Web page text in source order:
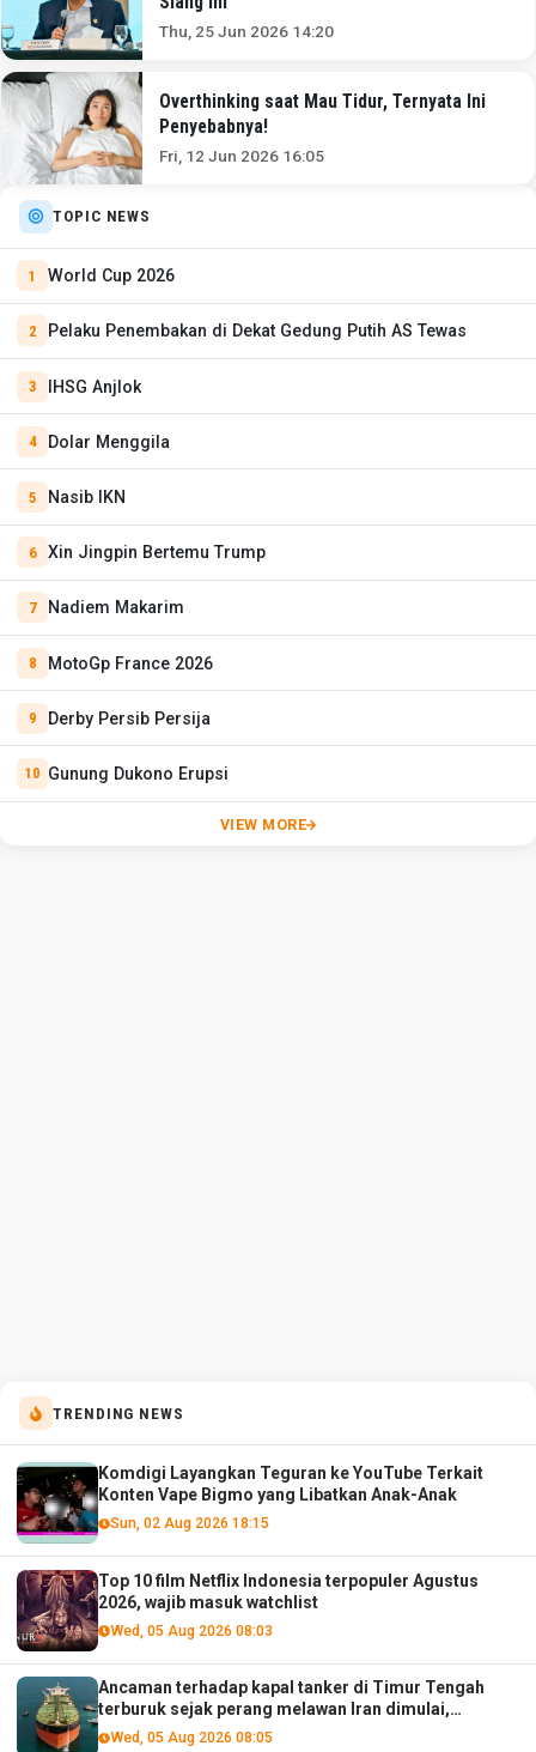
Thu, 25 Jun 2026 14:20
Overthinking saat Mau Tidur, Ternyata Ini
Penyebabnya!
Fri, 12 Jun 2026 16:05
TOPIC NEWS
World Cup 2026
Pelaku Penembakan di Dekat Gedung Putih AS Tewas
IHSG Anjlok
Dolar Menggila
Nasib IKN
Xin Jingpin Bertemu Trump
Nadiem Makarim
MotoGp France 2026
Derby Persib Persija
Gunung Dukono Erupsi
VIEW MORE
TRENDING NEWS
Komdigi Layangkan Teguran ke YouTube Terkait
Konten Vape Bigmo yang Libatkan Anak-Anak
Sun, 02 Aug 2026 18:15
Top 10 film Netflix Indonesia terpopuler Agustus
2026, wajib masuk watchlist
Wed, 05 Aug 2026 08:03
Ancaman terhadap kapal tanker di Timur Tengah
terburuk sejak perang melawan Iran dimulai,
menurut analis
Wed, 05 Aug 2026 08:05